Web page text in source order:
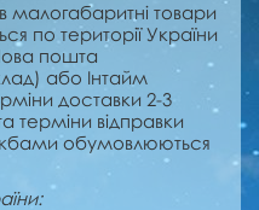
малогабаритні товари
по території України
пошта
або Інтайм
доставки 2-3
терміни відправки
обумовлюються